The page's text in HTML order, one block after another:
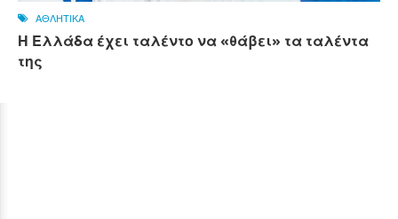
ΑΘΛΗΤΙΚΑ
Η Ελλάδα έχει ταλέντο να «θάβει» τα ταλέντα
της